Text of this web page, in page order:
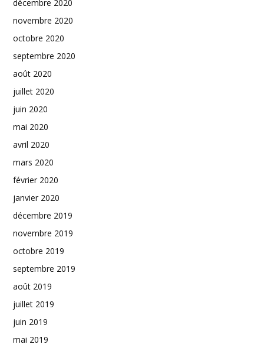
décembre 2020
novembre 2020
octobre 2020
septembre 2020
août 2020
juillet 2020
juin 2020
mai 2020
avril 2020
mars 2020
février 2020
janvier 2020
décembre 2019
novembre 2019
octobre 2019
septembre 2019
août 2019
juillet 2019
juin 2019
mai 2019